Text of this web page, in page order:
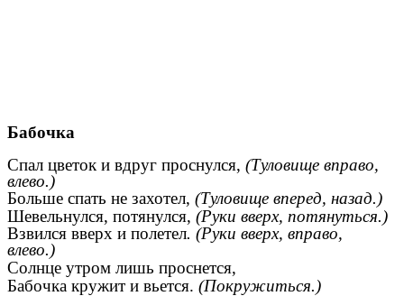
Бабочка
Спал цветок и вдруг проснулся, (Туловище вправо,
влево.)
Больше спать не захотел, (Туловище вперед, назад.)
Шевельнулся, потянулся, (Руки вверх, потянуться.)
Взвился вверх и полетел. (Руки вверх, вправо,
влево.)
Солнце утром лишь проснется,
Бабочка кружит и вьется. (Покружиться.)